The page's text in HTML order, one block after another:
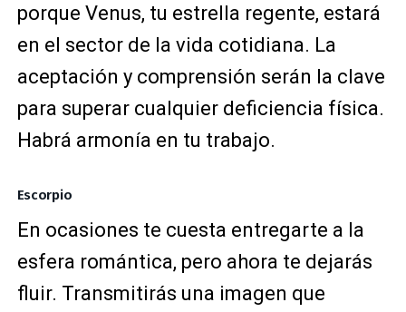
porque Venus, tu estrella regente, estará
en el sector de la vida cotidiana. La
aceptación y comprensión serán la clave
para superar cualquier deficiencia física.
Habrá armonía en tu trabajo.
Escorpio
En ocasiones te cuesta entregarte a la
esfera romántica, pero ahora te dejarás
fluir. Transmitirás una imagen que